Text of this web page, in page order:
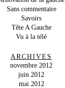
Sans commentaire
Savoirs
Tête A Gauche
Vu à la télé
ARCHIVES
novembre 2012
juin 2012
mai 2012